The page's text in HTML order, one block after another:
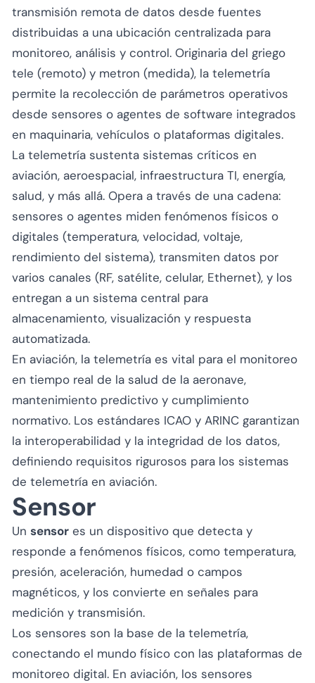
transmisión remota de datos desde fuentes
distribuidas a una ubicación centralizada para
monitoreo, análisis y control. Originaria del griego
tele (remoto) y metron (medida), la telemetría
permite la recolección de parámetros operativos
desde sensores o agentes de software integrados
en maquinaria, vehículos o plataformas digitales.
La telemetría sustenta sistemas críticos en
aviación, aeroespacial, infraestructura TI, energía,
salud, y más allá. Opera a través de una cadena:
sensores o agentes miden fenómenos físicos o
digitales (temperatura, velocidad, voltaje,
rendimiento del sistema), transmiten datos por
varios canales (RF, satélite, celular, Ethernet), y los
entregan a un sistema central para
almacenamiento, visualización y respuesta
automatizada.
En aviación, la telemetría es vital para el monitoreo
en tiempo real de la salud de la aeronave,
mantenimiento predictivo y cumplimiento
normativo. Los estándares ICAO y ARINC garantizan
la interoperabilidad y la integridad de los datos,
definiendo requisitos rigurosos para los sistemas
de telemetría en aviación.
Sensor
Un sensor es un dispositivo que detecta y
responde a fenómenos físicos, como temperatura,
presión, aceleración, humedad o campos
magnéticos, y los convierte en señales para
medición y transmisión.
Los sensores son la base de la telemetría,
conectando el mundo físico con las plataformas de
monitoreo digital. En aviación, los sensores